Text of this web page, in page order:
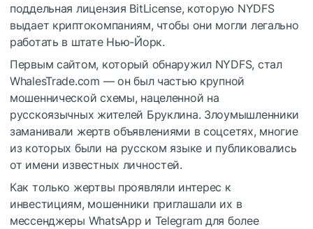
поддельная лицензия BitLicense, которую NYDFS
выдает криптокомпаниям, чтобы они могли легально
работать в штате Нью-Йорк.
Первым сайтом, который обнаружил NYDFS, стал
WhalesTrade.com — он был частью крупной
мошеннической схемы, нацеленной на
русскоязычных жителей Бруклина. Злоумышленники
заманивали жертв объявлениями в соцсетях, многие
из которых были на русском языке и публиковались
от имени известных личностей.
Как только жертвы проявляли интерес к
инвестициям, мошенники приглашали их в
мессенджеры WhatsApp и Telegram для более